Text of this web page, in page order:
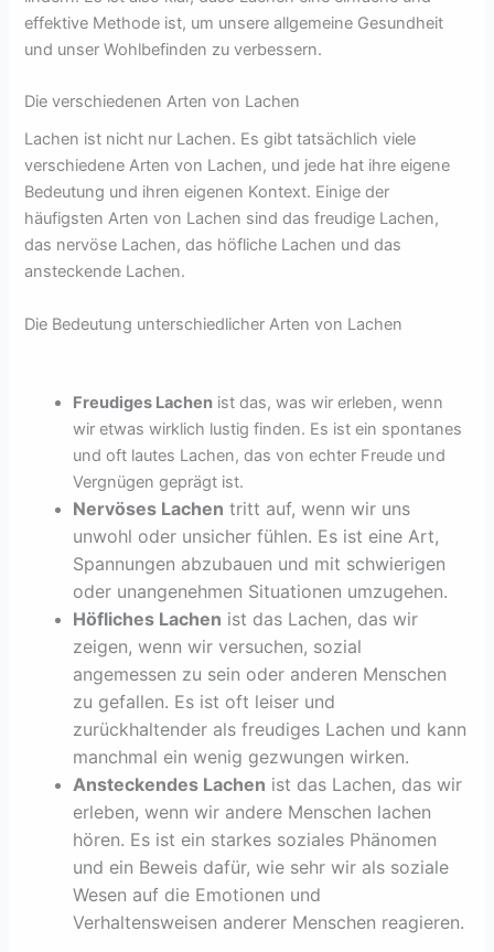
effektive Methode ist, um unsere allgemeine Gesundheit
und unser Wohlbefinden zu verbessern.
Die verschiedenen Arten von Lachen
Lachen ist nicht nur Lachen. Es gibt tatsächlich viele
verschiedene Arten von Lachen, und jede hat ihre eigene
Bedeutung und ihren eigenen Kontext. Einige der
häufigsten Arten von Lachen sind das freudige Lachen,
das nervöse Lachen, das höfliche Lachen und das
ansteckende Lachen.
Die Bedeutung unterschiedlicher Arten von Lachen
Freudiges Lachen ist das, was wir erleben, wenn
wir etwas wirklich lustig finden. Es ist ein spontanes
und oft lautes Lachen, das von echter Freude und
Vergnügen geprägt ist.
Nervöses Lachen tritt auf, wenn wir uns
unwohl oder unsicher fühlen. Es ist eine Art,
Spannungen abzubauen und mit schwierigen
oder unangenehmen Situationen umzugehen.
Höfliches Lachen ist das Lachen, das wir
zeigen, wenn wir versuchen, sozial
angemessen zu sein oder anderen Menschen
zu gefallen. Es ist oft leiser und
zurückhaltender als freudiges Lachen und kann
manchmal ein wenig gezwungen wirken.
Ansteckendes Lachen ist das Lachen, das wir
erleben, wenn wir andere Menschen lachen
hören. Es ist ein starkes soziales Phänomen
und ein Beweis dafür, wie sehr wir als soziale
Wesen auf die Emotionen und
Verhaltensweisen anderer Menschen reagieren.